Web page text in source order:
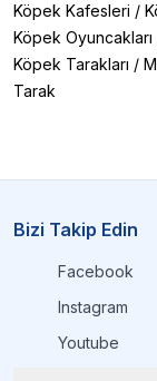
Köpek Kafesleri /
Köpek Oyuncakları
Köpek Tarakları /
Tarak
Bizi Takip Edin
Facebook
Instagram
Youtube